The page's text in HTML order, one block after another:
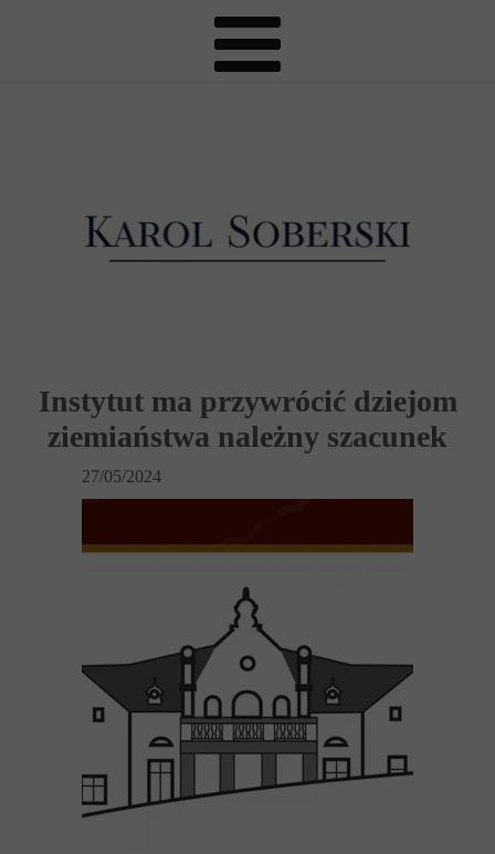
27/05/2024
Instytut ma przywrócić dziejom
ziemiaństwa należny szacunek